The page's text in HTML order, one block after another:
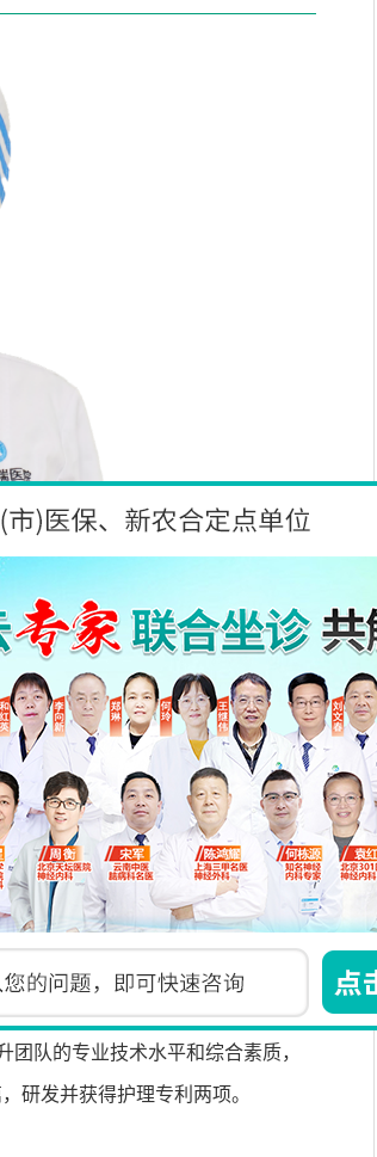
的医疗、护理、康复相关专业知
。
有深厚的护理理论知识和实践经
得患者及家属的称赞。在职期间
理方案。承担医院的教学任务，对
队的专业技术水平和综合素质，
研发并获得护理专利两项。